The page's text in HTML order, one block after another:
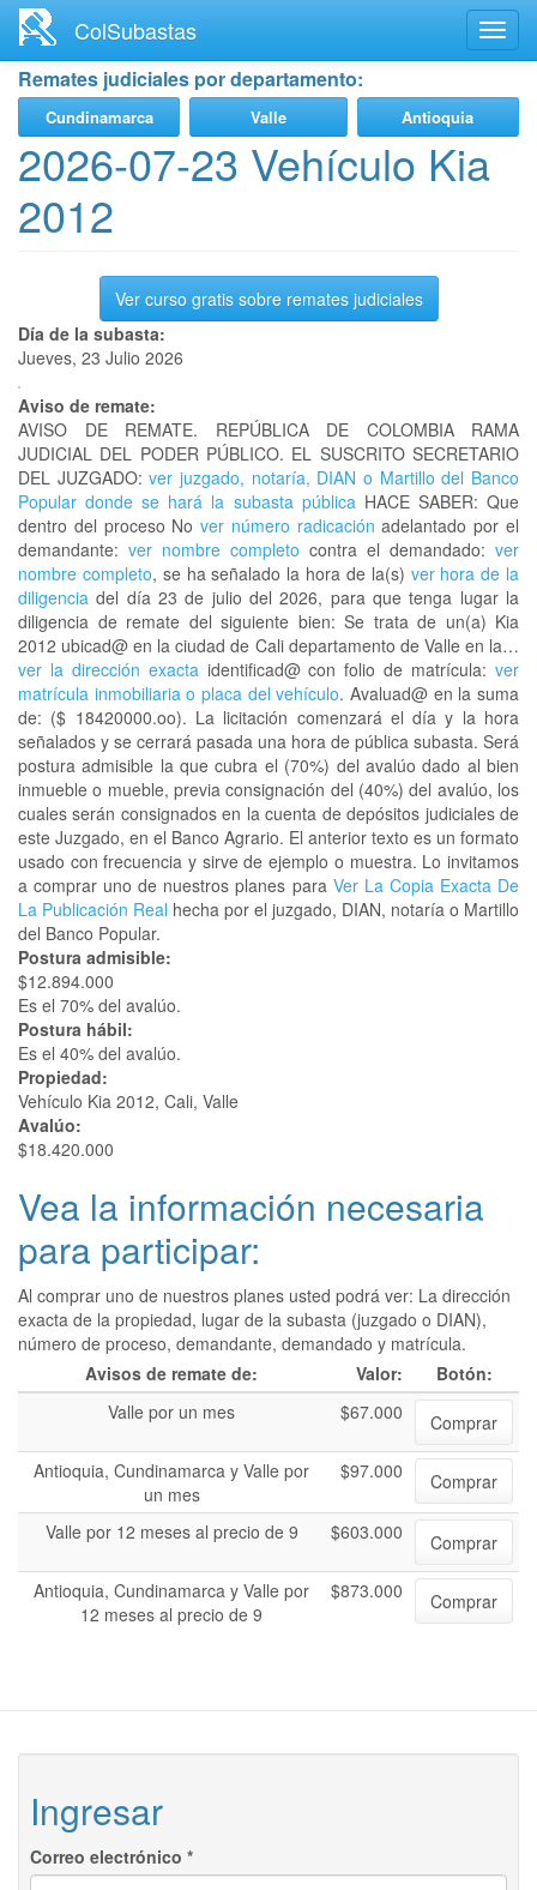
contenido
principal
ColSubastas
Remates judiciales por departamento:
Cundinamarca Valle Antioquia
2026-07-23 Vehículo Kia
2012
Ver curso gratis sobre remates judiciales
Día de la subasta:
Jueves, 23 Julio 2026
Aviso de remate:
AVISO DE REMATE. REPÚBLICA DE COLOMBIA RAMA
JUDICIAL DEL PODER PÚBLICO. EL SUSCRITO SECRETARIO
DEL JUZGADO: ver juzgado, notaría, DIAN o Martillo del Banco
Popular donde se hará la subasta públicaHACE SABER: Que
dentro del proceso Nover número radicación adelantado por el
demandante: ver nombre completo contra el demandado: ver
nombre completo, se ha señalado la hora de la(s) ver hora de la
diligencia del día 23 de julio del 2026, para que tenga lugar la
diligencia de remate del siguiente bien: Se trata de un(a) Kia
2012 ubicad@ en la ciudad de Cali departamento de Valle en la…
ver la dirección exactaidentificad@ con folio de matrícula:ver
matrícula inmobiliaria o placa del vehículo. Avaluad@ en la suma
de: ($ 18420000.oo). La licitación comenzará el día y la hora
señalados y se cerrará pasada una hora de pública subasta. Será
postura admisible la que cubra el (70%) del avalúo dado al bien
inmueble o mueble, previa consignación del (40%) del avalúo, los
cuales serán consignados en la cuenta de depósitos judiciales de
este Juzgado, en el Banco Agrario. El anterior texto es un formato
usado con frecuencia y sirve de ejemplo o muestra. Lo invitamos
a comprar uno de nuestros planes para Ver La Copia Exacta De
La Publicación Real hecha por el juzgado, DIAN, notaría o Martillo
del Banco Popular.
Postura admisible:
$12.894.000
Es el 70% del avalúo.
Postura hábil:
Es el 40% del avalúo.
Propiedad:
Vehículo Kia 2012, Cali, Valle
Avalúo:
$18.420.000
Vea la información necesaria
para participar:
Al comprar uno de nuestros planes usted podrá ver: La dirección
exacta de la propiedad, lugar de la subasta (juzgado o DIAN),
número de proceso, demandante, demandado y matrícula.
Avisos de remate de:
Valor:
Botón:
Valle por un mes
$67.000
Comprar
Antioquia, Cundinamarca y Valle por
un mes
$97.000 Comprar
Valle por 12 meses al precio de 9 $603.000
Comprar
Antioquia, Cundinamarca y Valle por
12 meses al precio de 9
$873.000 Comprar
Ingresar
Correo electrónico *